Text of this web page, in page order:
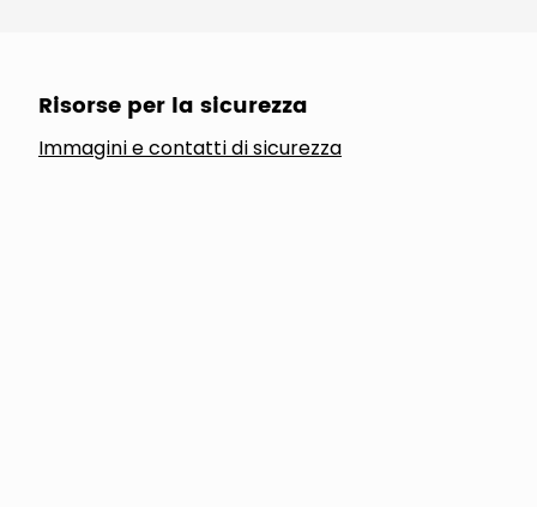
Risorse per la sicurezza
Immagini e contatti di sicurezza